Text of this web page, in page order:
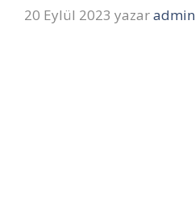
20 Eylül 2023 yazaradmin